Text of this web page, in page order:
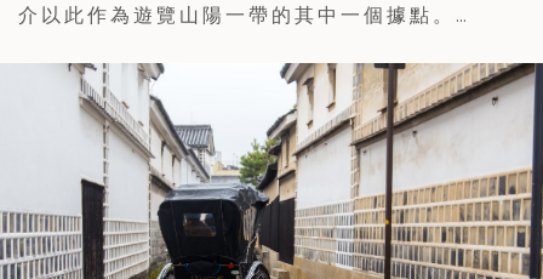
介以此作為遊覽山陽一帶的其中一個據點。…